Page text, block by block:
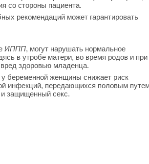
со стороны пациента.
рекомендаций может гарантировать
ИППП, могут нарушать нормальное
в утробе матери, во время родов и при
здоровью младенца.
у беременной женщины снижает риск
инфекций, передающихся половым
защищенный секс.